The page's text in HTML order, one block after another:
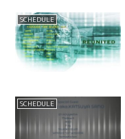
SCHEDULE
SCHEDULE